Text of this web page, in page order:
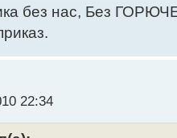
без нас, Без
22:34